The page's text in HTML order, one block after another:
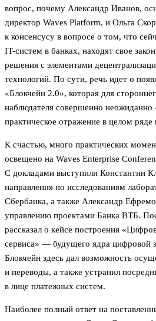
вопрос, почему Александр Иванов,
директор Waves Platform, и Ольга
к консенсусу в вопросе о том, что
IT-систем в банках, находят свое
решения с элементами
технологий. По сути, речь идет о
«Блокчейн 2.0», которая для
наблюдателя совершенно неожиданно
практическое отражение в целом ряде
К счастью, много практических
освещено на Waves Enterprise
С докладами выступили Константин
направления по исследованиям
Сбербанка, а также Александр
управлению проектами Банка ВТБ.
рассказал о кейсе построения
сервиса» — будущего ядра цифровой
Блокчейн здесь дал возможность
и переводы, а также устранил
в лице платежных систем.
Наиболее полный ответ на